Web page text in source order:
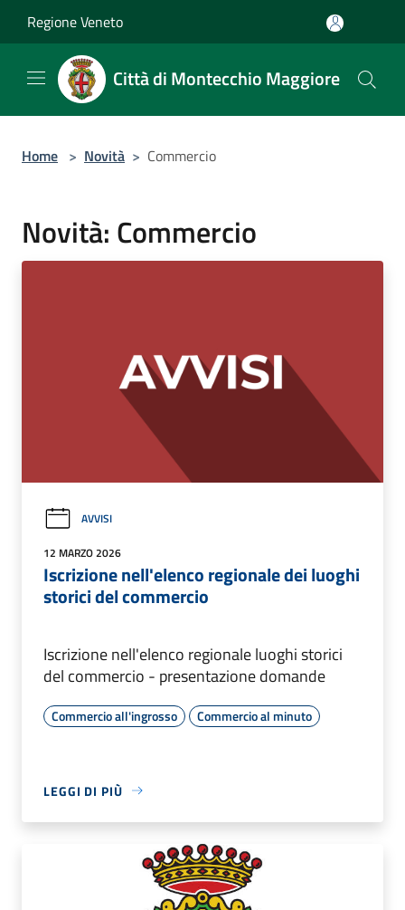
Regione Veneto
Città di Montecchio Maggiore
Home > Novità > Commercio
Novità: Commercio
AVVISI
12 MARZO 2026
Iscrizione nell'elenco regionale dei luoghi
storici del commercio
Iscrizione nell'elenco regionale luoghi storici
del commercio - presentazione domande
Commercio all'ingrosso Commercio al minuto
LEGGI DI PIÙ